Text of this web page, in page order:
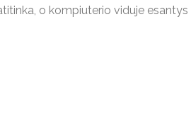
o kompiuterio viduje